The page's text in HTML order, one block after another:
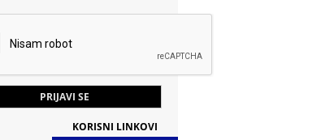
KORISNI LINKOVI